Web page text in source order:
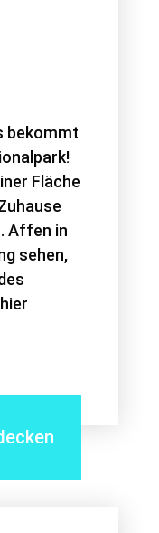
bekommt
Fläche
Affen in
sehen,